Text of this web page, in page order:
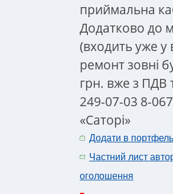
приймальна
Додатково до
(входить уже у
ремонт зовні
грн. вже з ПДВ
249-07-03 8-
«Саторі»
Додати в портфель
Частний лист
оголошення